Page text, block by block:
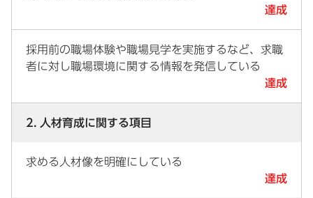
達成
採用前の職場体験や職場見学を実施するなど、求職
者に対し職場環境に関する情報を発信している
達成
2. 人材育成に関する項目
求める人材像を明確にしている
達成